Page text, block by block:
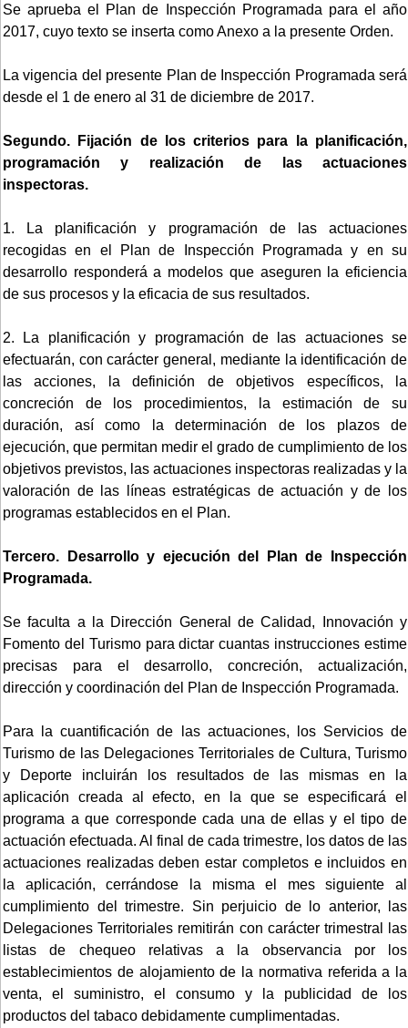
Se aprueba el Plan de Inspección Programada para el año
2017, cuyo texto se inserta como Anexo a la presente Orden.
La vigencia del presente Plan de Inspección Programada será
desde el 1 de enero al 31 de diciembre de 2017.
Segundo. Fijación de los criterios para la planificación,
programación y realización de las actuaciones
inspectoras.
1. La planificación y programación de las actuaciones
recogidas en el Plan de Inspección Programada y en su
desarrollo responderá a modelos que aseguren la eficiencia
de sus procesos y la eficacia de sus resultados.
2. La planificación y programación de las actuaciones se
efectuarán, con carácter general, mediante la identificación de
las acciones, la definición de objetivos específicos, la
concreción de los procedimientos, la estimación de su
duración, así como la determinación de los plazos de
ejecución, que permitan medir el grado de cumplimiento de los
objetivos previstos, las actuaciones inspectoras realizadas y la
valoración de las líneas estratégicas de actuación y de los
programas establecidos en el Plan.
Tercero. Desarrollo y ejecución del Plan de Inspección
Programada.
Se faculta a la Dirección General de Calidad, Innovación y
Fomento del Turismo para dictar cuantas instrucciones estime
precisas para el desarrollo, concreción, actualización,
dirección y coordinación del Plan de Inspección Programada.
Para la cuantificación de las actuaciones, los Servicios de
Turismo de las Delegaciones Territoriales de Cultura, Turismo
y Deporte incluirán los resultados de las mismas en la
aplicación creada al efecto, en la que se especificará el
programa a que corresponde cada una de ellas y el tipo de
actuación efectuada. Al final de cada trimestre, los datos de las
actuaciones realizadas deben estar completos e incluidos en
la aplicación, cerrándose la misma el mes siguiente al
cumplimiento del trimestre. Sin perjuicio de lo anterior, las
Delegaciones Territoriales remitirán con carácter trimestral las
listas de chequeo relativas a la observancia por los
establecimientos de alojamiento de la normativa referida a la
venta, el suministro, el consumo y la publicidad de los
productos del tabaco debidamente cumplimentadas.